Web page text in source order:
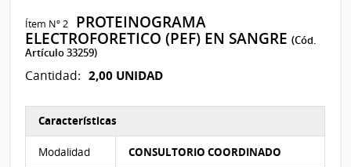
Ítem Nº 2
PROTEINOGRAMA
ELECTROFORETICO (PEF) EN SANGRE(Cód.
Artículo 33259)
Cantidad: 2,00 UNIDAD
Características
Modalidad CONSULTORIO COORDINADO